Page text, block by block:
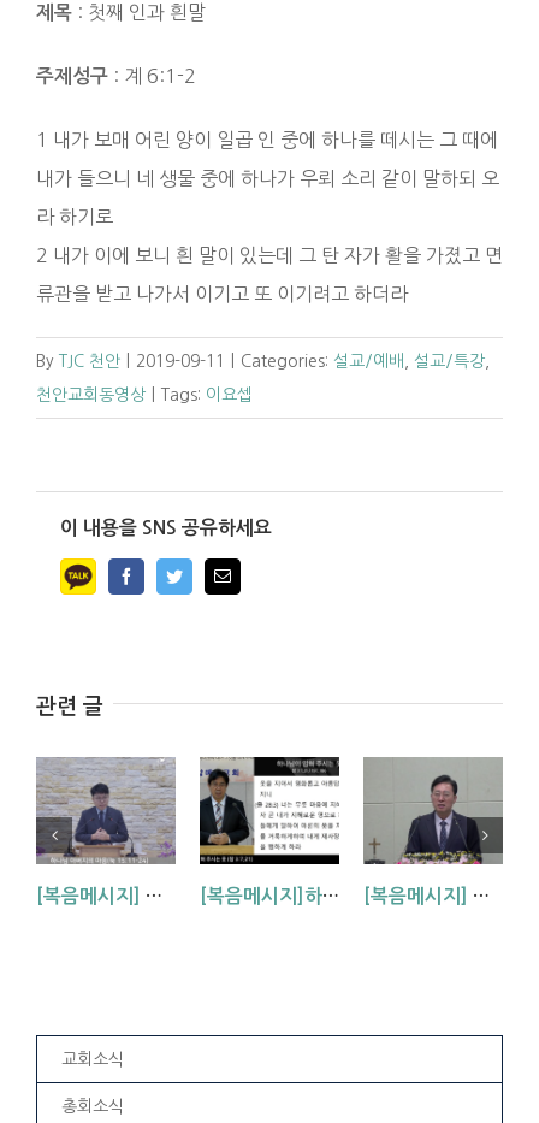
제목 : 첫째 인과 흰말
주제성구 : 계 6:1-2
1 내가 보매 어린 양이 일곱 인 중에 하나를 떼시는 그 때에
내가 들으니 네 생물 중에 하나가 우뢰 소리 같이 말하되 오
라 하기로
2 내가 이에 보니 흰 말이 있는데 그 탄 자가 활을 가졌고 면
류관을 받고 나가서 이기고 또 이기려고 하더라
By TJC 천안 2019-09-11 Categories: 설교/예배 설교/특강
천안교회동영상
Tags: 이요셉
이 내용을 SNS 공유하세요
FacebookTwitterEmail
관련 글
[복음메시지] 하나님 아버지의 마음 (눅15:11~24) [복음메시지]하나님이 입혀주시는 옷 (창 3:7,21) [복음메시지] 엘리야 때(사도시대)처럼 (왕하 2:1-14)
교회소식
총회소식